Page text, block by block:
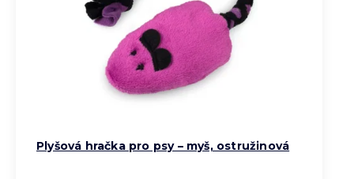
Plyšová hračka pro psy – myš, ostružinová